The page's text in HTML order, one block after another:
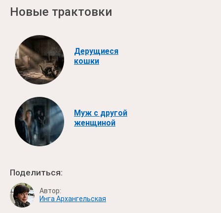
Новые трактовки
Дерущиеся
кошки
Муж с другой
женщиной
Поделиться:
Автор:
Инга Архангельская